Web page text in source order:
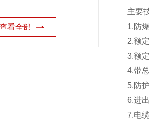
查看全部
主要
1.防
2.额
3.额
4.带
5.防
6.进
7.电